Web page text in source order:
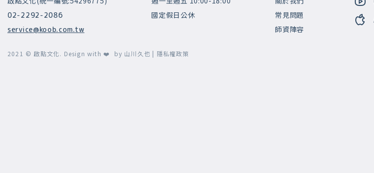
02-2292-2086
service@koob.com.tw
國定假日公休
常見問題
師資陣容
2021 © 啟點文化. Design with ❤️ by 山川久也 | 隱私權政策